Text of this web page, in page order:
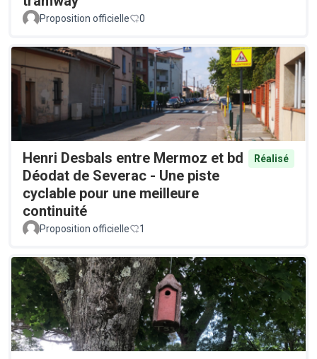
Proposition officielle 0
Henri Desbals entre Mermoz et bd
Déodat de Severac - Une piste
cyclable pour une meilleure
continuité
Réalisé
Proposition officielle 1